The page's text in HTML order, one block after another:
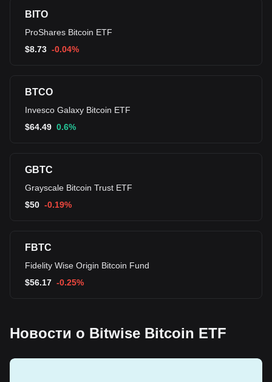
BITO
ProShares Bitcoin ETF
$8.73 -0.04%
BTCO
Invesco Galaxy Bitcoin ETF
$64.49 0.6%
GBTC
Grayscale Bitcoin Trust ETF
$50 -0.19%
FBTC
Fidelity Wise Origin Bitcoin Fund
$56.17 -0.25%
Новости о Bitwise Bitcoin ETF